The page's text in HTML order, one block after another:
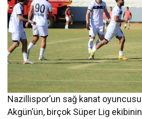
Nazillispor’un sağ kanat
Akgün’ün, birçok Süper Lig